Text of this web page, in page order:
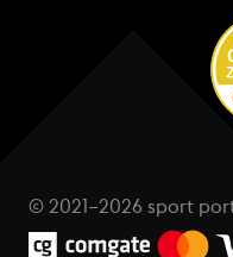
© 2021–2026 sport